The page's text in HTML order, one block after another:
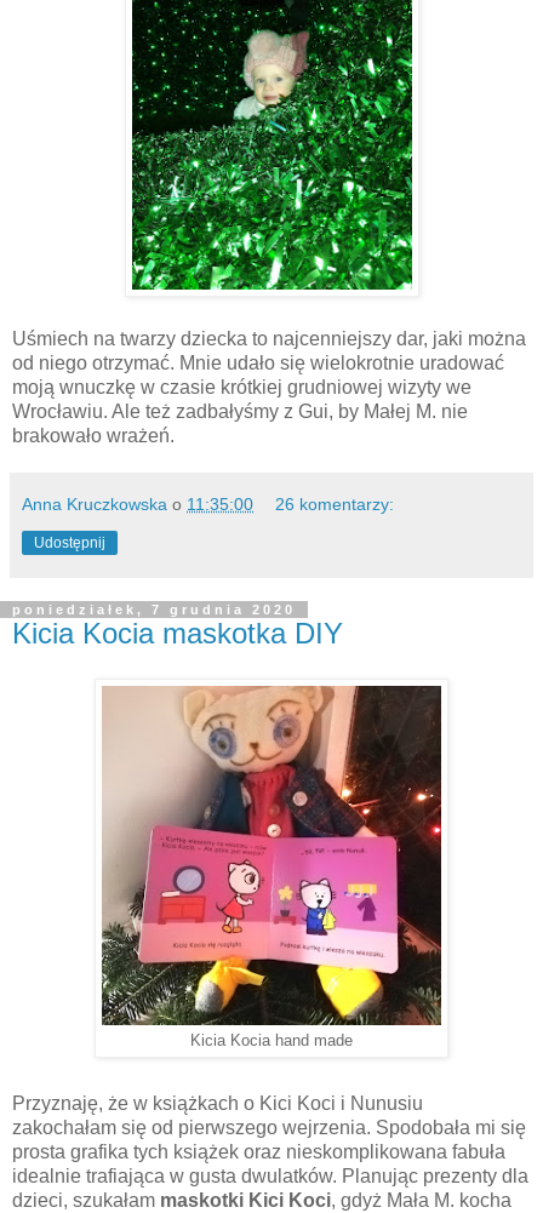
Uśmiech na twarzy dziecka to najcenniejszy dar, jaki można
od niego otrzymać. Mnie udało się wielokrotnie uradować
moją wnuczkę w czasie krótkiej grudniowej wizyty we
Wrocławiu. Ale też zadbałyśmy z Gui, by Małej M. nie
brakowało wrażeń.
Anna Kruczkowska o 11:35:00 26 komentarzy:
Udostępnij
poniedziałek, 7 grudnia 2020
Kicia Kocia maskotka DIY
Kicia Kocia hand made
Przyznaję, że w książkach o Kici Koci i Nunusiu
zakochałam się od pierwszego wejrzenia. Spodobała mi się
prosta grafika tych książek oraz nieskomplikowana fabuła
idealnie trafiająca w gusta dwulatków. Planując prezenty dla
dzieci, szukałam maskotki Kici Koci, gdyż Mała M. kocha